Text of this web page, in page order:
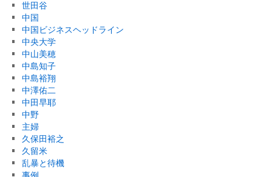
世田谷
中国
中国ビジネスヘッドライン
中央大学
中山美穂
中島知子
中島裕翔
中澤佑二
中田早耶
中野
主婦
久保田裕之
久留米
乱暴と待機